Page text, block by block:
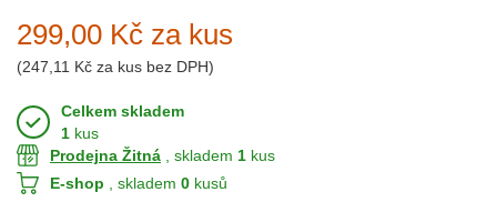
299,00 Kč za kus
(247,11 Kč za kus bez DPH)
Celkem skladem
1 kus
Prodejna Žitná , skladem 1 kus
E-shop , skladem 0 kusů